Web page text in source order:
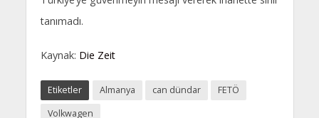
tanımadı.
Kaynak: Die Zeit
Etiketler Almanya can dündar
FETÖ
Volkwagen